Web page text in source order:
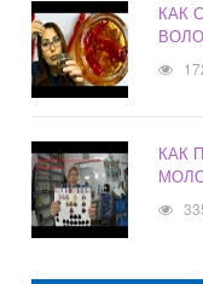
КАК
КАК